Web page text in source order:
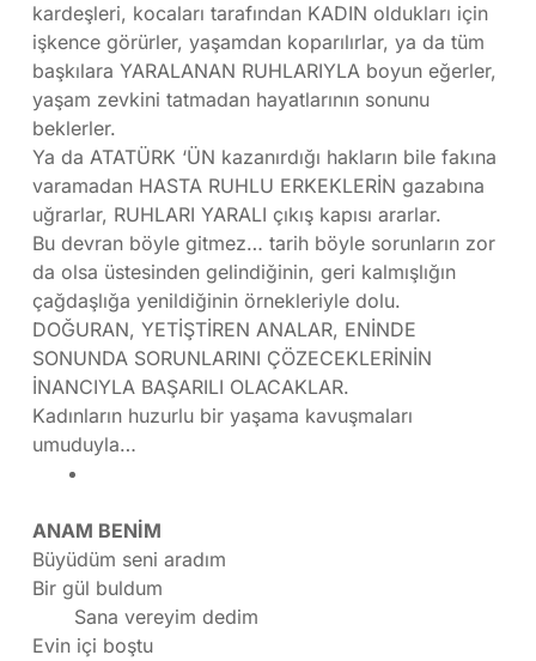
kardeşleri, kocaları tarafından KADIN oldukları için
işkence görürler, yaşamdan koparılırlar, ya da tüm
başkılara YARALANAN RUHLARIYLA boyun eğerler,
yaşam zevkini tatmadan hayatlarının sonunu
beklerler.
Ya da ATATÜRK ‘ÜN kazanırdığı hakların bile fakına
varamadan HASTA RUHLU ERKEKLERİN gazabına
uğrarlar, RUHLARI YARALI çıkış kapısı ararlar.
Bu devran böyle gitmez… tarih böyle sorunların zor
da olsa üstesinden gelindiğinin, geri kalmışlığın
çağdaşlığa yenildiğinin örnekleriyle dolu.
DOĞURAN, YETİŞTİREN ANALAR, ENİNDE
SONUNDA SORUNLARINI ÇÖZECEKLERİNİN
İNANCIYLA BAŞARILI OLACAKLAR.
Kadınların huzurlu bir yaşama kavuşmaları
umuduyla…
ANAM BENİM
Büyüdüm seni aradım
Bir gül buldum
Sana vereyim dedim
Evin içi boştu